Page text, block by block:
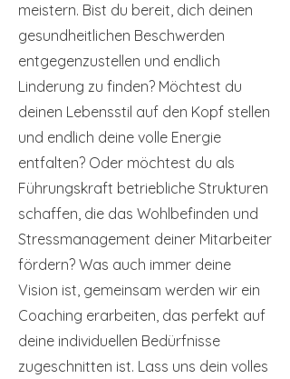
meistern. Bist du bereit, dich deinen
gesundheitlichen Beschwerden
entgegenzustellen und endlich
Linderung zu finden? Möchtest du
deinen Lebensstil auf den Kopf stellen
und endlich deine volle Energie
entfalten? Oder möchtest du als
Führungskraft betriebliche Strukturen
schaffen, die das Wohlbefinden und
Stressmanagement deiner Mitarbeiter
fördern? Was auch immer deine
Vision ist, gemeinsam werden wir ein
Coaching erarbeiten, das perfekt auf
deine individuellen Bedürfnisse
zugeschnitten ist. Lass uns dein volles